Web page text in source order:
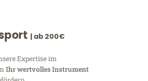
| ab 200€
Expertise im
Ihr wertvolles Instrument